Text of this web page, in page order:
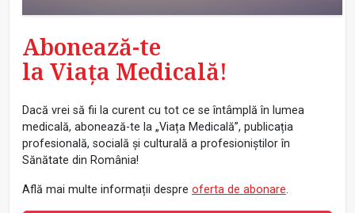
Abonează-te
la Viața Medicală!
Dacă vrei să fii la curent cu tot ce se întâmplă în lumea
medicală, abonează-te la „Viața Medicală”, publicația
profesională, socială și culturală a profesioniștilor în
Sănătate din România!
Află mai multe informații despre oferta de abonare.